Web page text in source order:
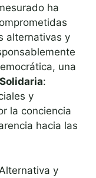
ha
alternativas y
una
:
y
la conciencia
hacia las
y